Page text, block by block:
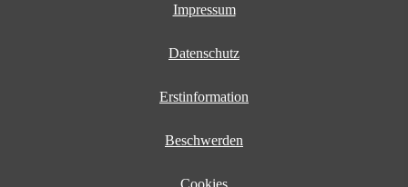
Impressum
Datenschutz
Erstinformation
Beschwerden
Cookies